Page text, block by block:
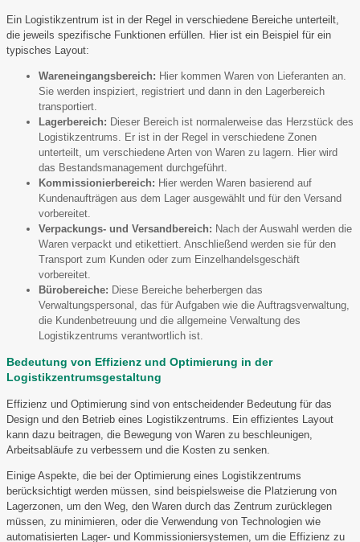
Ein Logistikzentrum ist in der Regel in verschiedene Bereiche unterteilt,
die jeweils spezifische Funktionen erfüllen. Hier ist ein Beispiel für ein
typisches Layout:
Wareneingangsbereich: Hier kommen Waren von Lieferanten an.
Sie werden inspiziert, registriert und dann in den Lagerbereich
transportiert.
Lagerbereich: Dieser Bereich ist normalerweise das Herzstück des
Logistikzentrums. Er ist in der Regel in verschiedene Zonen
unterteilt, um verschiedene Arten von Waren zu lagern. Hier wird
das Bestandsmanagement durchgeführt.
Kommissionierbereich: Hier werden Waren basierend auf
Kundenaufträgen aus dem Lager ausgewählt und für den Versand
vorbereitet.
Verpackungs- und Versandbereich: Nach der Auswahl werden die
Waren verpackt und etikettiert. Anschließend werden sie für den
Transport zum Kunden oder zum Einzelhandelsgeschäft
vorbereitet.
Bürobereiche: Diese Bereiche beherbergen das
Verwaltungspersonal, das für Aufgaben wie die Auftragsverwaltung,
die Kundenbetreuung und die allgemeine Verwaltung des
Logistikzentrums verantwortlich ist.
Bedeutung von Effizienz und Optimierung in der
Logistikzentrumsgestaltung
Effizienz und Optimierung sind von entscheidender Bedeutung für das
Design und den Betrieb eines Logistikzentrums. Ein effizientes Layout
kann dazu beitragen, die Bewegung von Waren zu beschleunigen,
Arbeitsabläufe zu verbessern und die Kosten zu senken.
Einige Aspekte, die bei der Optimierung eines Logistikzentrums
berücksichtigt werden müssen, sind beispielsweise die Platzierung von
Lagerzonen, um den Weg, den Waren durch das Zentrum zurücklegen
müssen, zu minimieren, oder die Verwendung von Technologien wie
automatisierten Lager- und Kommissioniersystemen, um die Effizienz zu